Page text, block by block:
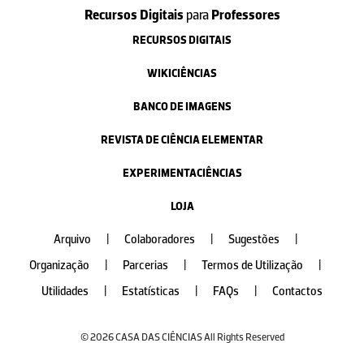
Recursos Digitais paraProfessores
RECURSOS DIGITAIS
WIKICIÊNCIAS
BANCO DE IMAGENS
REVISTA DE CIÊNCIA ELEMENTAR
EXPERIMENTACIÊNCIAS
LOJA
Arquivo Colaboradores Sugestões
Organização
Parcerias Termos de Utilização
Utilidades
Estatísticas FAQs Contactos
© 2026 CASA DAS CIÊNCIAS All Rights Reserved